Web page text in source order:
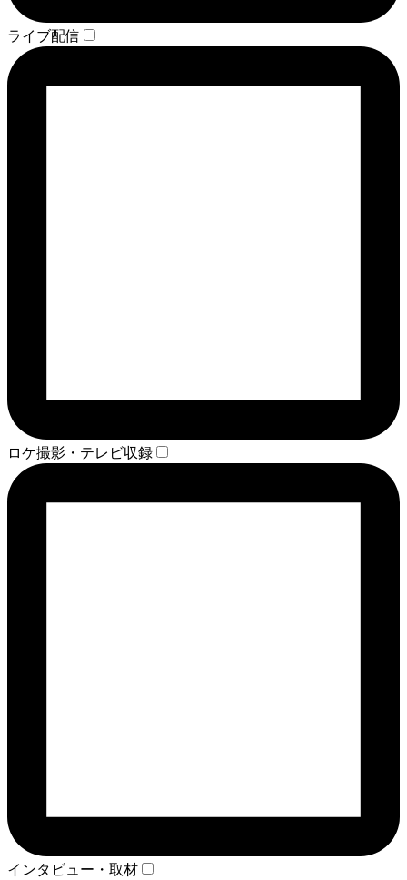
ライブ配信
ロケ撮影・テレビ収録
インタビュー・取材